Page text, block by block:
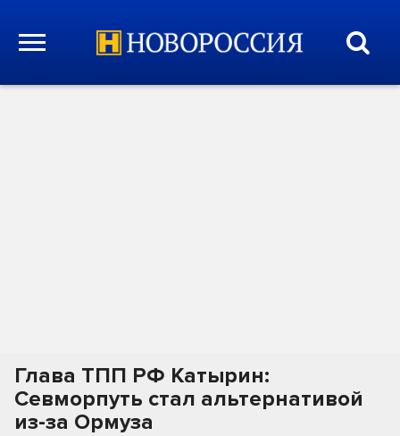
Глава ТПП РФ Катырин:
Севморпуть стал альтернативой
из-за Ормуза